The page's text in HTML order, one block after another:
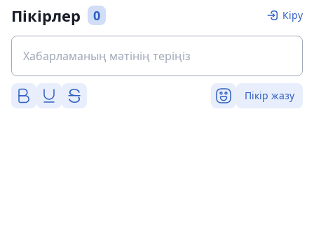
Пікірлер 0 Кіру
Пікір жазу